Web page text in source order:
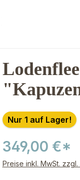
Nur 1 auf Lager!
349,00 €*
Preise inkl. MwSt.